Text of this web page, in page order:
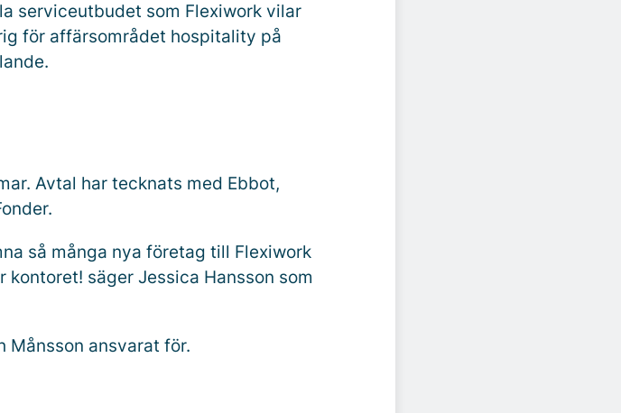
serviceutbudet som Flexiwork vilar
för affärsområdet hospitality på
Avtal har tecknats med Ebbot,
så många nya företag till Flexiwork
säger Jessica Hansson som
Månsson ansvarat för.